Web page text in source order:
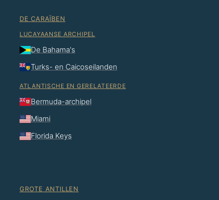
DE CARAÏBEN
LUCAYAANSE ARCHIPEL
De Bahama's
Turks- en Caicoseilanden
ATLANTISCHE EN GERELATEERDE
Bermuda-archipel
Miami
Florida Keys
GROTE ANTILLEN